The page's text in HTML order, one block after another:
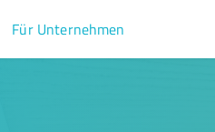
Für Unternehmen